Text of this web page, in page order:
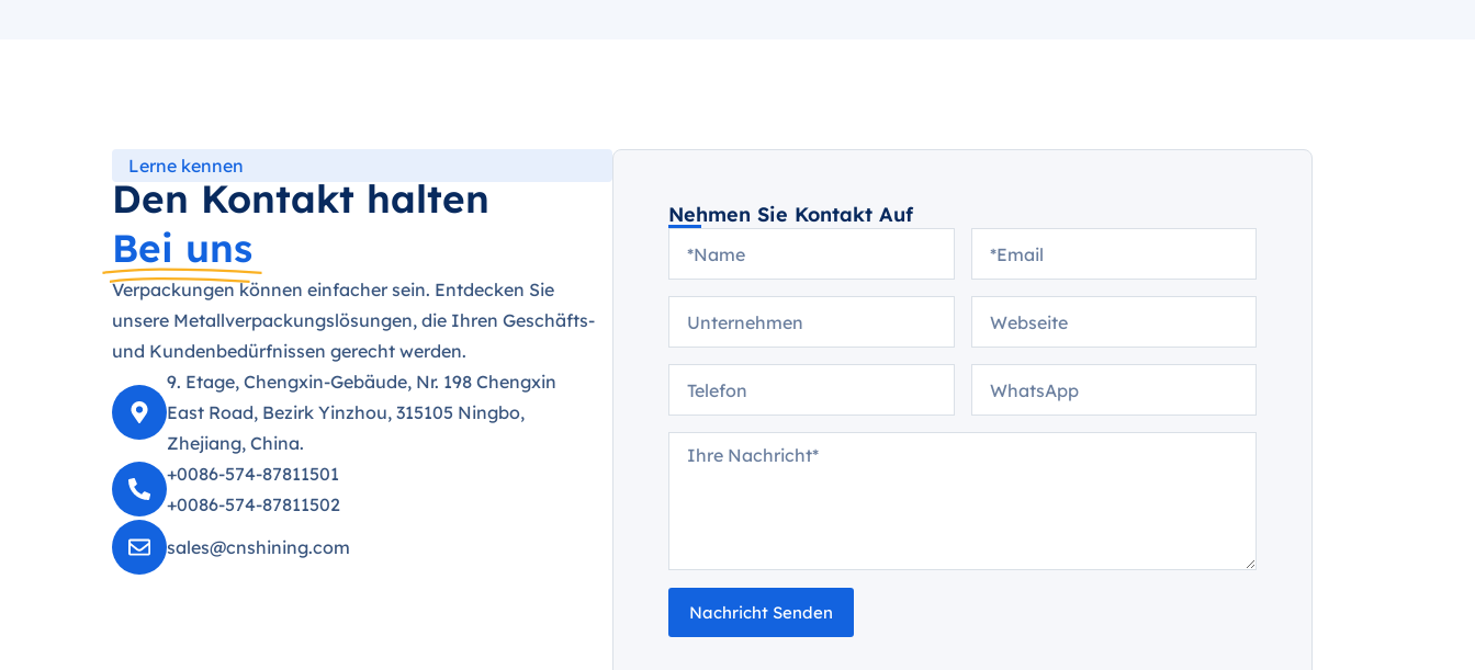
Lerne kennen
Den Kontakt halten
Bei uns
Verpackungen können einfacher sein. Entdecken Sie
unsere Metallverpackungslösungen, die Ihren Geschäfts-
und Kundenbedürfnissen gerecht werden.
9. Etage, Chengxin-Gebäude, Nr. 198 Chengxin
East Road, Bezirk Yinzhou, 315105 Ningbo,
Zhejiang, China.
+0086-574-87811501
+0086-574-87811502
sales@cnshining.com
Nehmen Sie Kontakt Auf
Nachricht Senden